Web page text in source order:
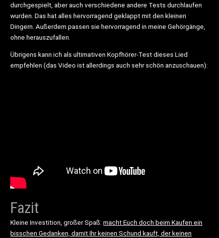
durchgespielt, aber auch verschiedene andere Tests durchlaufen
wurden. Das hat alles hervorragend geklappt mit den kleinen
Dingern. Außerdem passen sie hervorragend in meine Gehörgänge,
ohne herauszufallen.
Übrigens kann ich als ultimativen Kopfhörer-Test dieses Lied
empfehlen (das Video ist allerdings auch sehr schön anzuschauen):
Fazit
Kleine Investition, großer Spaß:macht Euch doch beim Kaufen ein
bisschen Gedanken, damit Ihr keinen Schund kauft, der keinen